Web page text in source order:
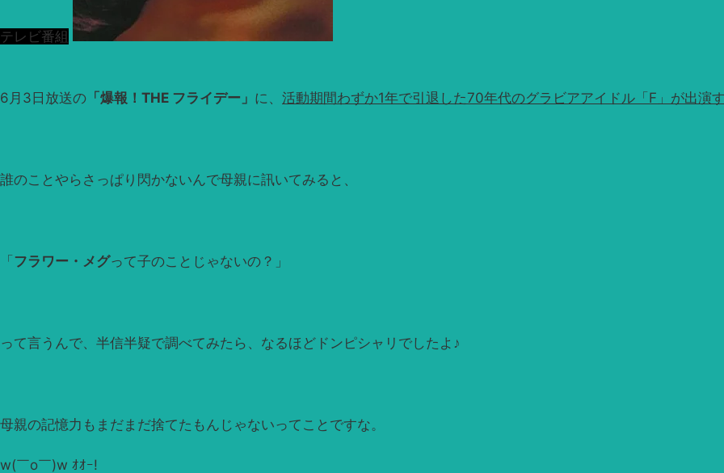
テレビ番組
6月3日放送の 「爆報！THE フライデー」 に、 活動期間わずか1年で引退した70年代のグラビアアイドル「F」が出演
誰のことやらさっぱり閃かないんで母親に訊いてみると、
「フラワー・メグって子のことじゃないの？」
って言うんで、半信半疑で調べてみたら、なるほどドンピシャリでしたよ♪
母親の記憶力もまだまだ捨てたもんじゃないってことですな。
w(￣o￣)w ｵｵｰ!